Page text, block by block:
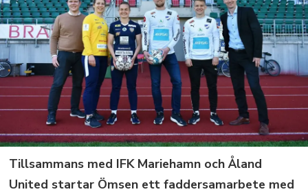
Tillsammans med IFK Mariehamn och Åland
United startar Ömsen ett faddersamarbete med